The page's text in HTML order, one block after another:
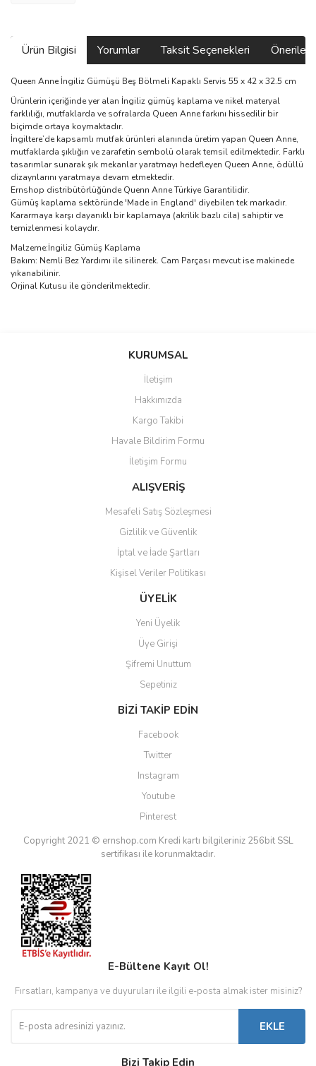
Ürün Bilgisi Yorumlar Taksit Seçenekleri
Queen Anne İngiliz Gümüşü Beş Bölmeli Kapaklı Servis 55 x 42 x 32.5 cm
Ürünlerin içeriğinde yer alan İngiliz gümüş kaplama ve nikel materyal
farklılığı, mutfaklarda ve sofralarda Queen Anne farkını hissedilir bir
biçimde ortaya koymaktadır.
İngiltere’de kapsamlı mutfak ürünleri alanında üretim yapan Queen Anne,
mutfaklarda şıklığın ve zarafetin sembolü olarak temsil edilmektedir. Farklı
tasarımlar sunarak şık mekanlar yaratmayı hedefleyen Queen Anne, ödüllü
dizaynlarını yaratmaya devam etmektedir.
Ernshop distribütörlüğünde Quenn Anne Türkiye Garantilidir.
Gümüş kaplama sektöründe 'Made in England' diyebilen tek markadır.
Kararmaya karşı dayanıklı bir kaplamaya (akrilik bazlı cila) sahiptir ve
temizlenmesi kolaydır.
Malzeme:İngiliz Gümüş Kaplama
Bakım: Nemli Bez Yardımı ile silinerek. Cam Parçası mevcut ise makinede
yıkanabilinir.
Orjinal Kutusu ile gönderilmektedir.
Bu ürüne ilk yorumu siz yapın!
Ürün resmi kalitesiz, bozuk veya görüntülenemiyor.
Ürün açıklamasında eksik bilgiler bulunuyor.
Ürün bilgilerinde hatalar bulunuyor.
Ürün fiyatı diğer sitelerden daha pahalı.
Bu ürüne benzer farklı alternatifler olmalı.
Gönder
KURUMSAL
İletişim
Hakkımızda
Kargo Takibi
Havale Bildirim Formu
İletişim Formu
ALIŞVERİŞ
Mesafeli Satış Sözleşmesi
Gizlilik ve Güvenlik
İptal ve İade Şartları
Kişisel Veriler Politikası
ÜYELİK
Yeni Üyelik
Üye Girişi
Şifremi Unuttum
Sepetiniz
BİZİ TAKİP EDİN
Facebook
Twitter
Instagram
Youtube
Pinterest
Copyright 2021 © ernshop.com Kredi kartı bilgileriniz 256bit SSL
sertifikası ile korunmaktadır.
E-Bültene Kayıt Ol!
Fırsatları, kampanya ve duyuruları ile ilgili e-posta almak ister misiniz?
EKLE
Bizi Takip Edin